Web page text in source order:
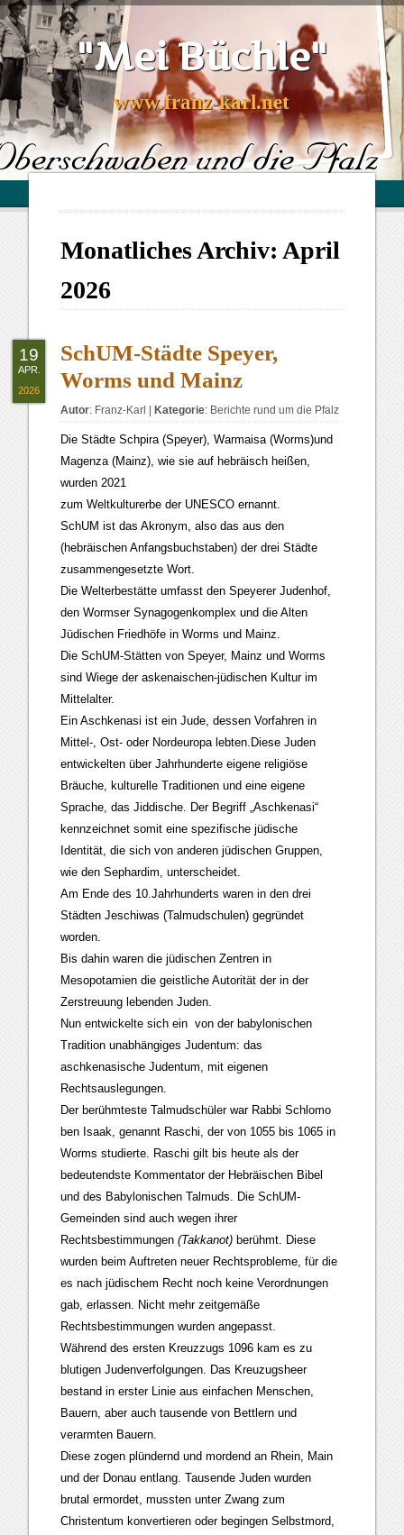
"Mei Büchle"
www.franz-karl.net
Monatliches Archiv: April
2026
SchUM-Städte Speyer,
Worms und Mainz
Autor: Franz-Karl Kategorie: Berichte rund um die Pfalz
Die Städte Schpira (Speyer), Warmaisa (Worms)und
Magenza (Mainz), wie sie auf hebräisch heißen,
wurden 2021
zum Weltkulturerbe der UNESCO ernannt.
SchUM ist das Akronym, also das aus den
(hebräischen Anfangsbuchstaben) der drei Städte
zusammengesetzte Wort.
Die Welterbestätte umfasst den Speyerer Judenhof,
den Wormser Synagogenkomplex und die Alten
Jüdischen Friedhöfe in Worms und Mainz.
Die SchUM-Stätten von Speyer, Mainz und Worms
sind Wiege der askenaischen-jüdischen Kultur im
Mittelalter.
Ein Aschkenasi ist ein Jude, dessen Vorfahren in
Mittel-, Ost- oder Nordeuropa lebten.Diese Juden
entwickelten über Jahrhunderte eigene religiöse
Bräuche, kulturelle Traditionen und eine eigene
Sprache, das Jiddische. Der Begriff „Aschkenasi“
kennzeichnet somit eine spezifische jüdische
Identität, die sich von anderen jüdischen Gruppen,
wie den Sephardim, unterscheidet.
Am Ende des 10.Jahrhunderts waren in den drei
Städten Jeschiwas (Talmudschulen) gegründet
worden.
Bis dahin waren die jüdischen Zentren in
Mesopotamien die geistliche Autorität der in der
Zerstreuung lebenden Juden.
Nun entwickelte sich ein von der babylonischen
Tradition unabhängiges Judentum: das
aschkenasische Judentum, mit eigenen
Rechtsauslegungen.
Der berühmteste Talmudschüler war Rabbi Schlomo
ben Isaak, genannt Raschi, der von 1055 bis 1065 in
Worms studierte. Raschi gilt bis heute als der
bedeutendste Kommentator der Hebräischen Bibel
und des Babylonischen Talmuds. Die SchUM-
Gemeinden sind auch wegen ihrer
Rechtsbestimmungen(Takkanot) berühmt. Diese
wurden beim Auftreten neuer Rechtsprobleme, für die
es nach jüdischem Recht noch keine Verordnungen
gab, erlassen. Nicht mehr zeitgemäße
Rechtsbestimmungen wurden angepasst.
Während des ersten Kreuzzugs 1096 kam es zu
blutigen Judenverfolgungen. Das Kreuzugsheer
bestand in erster Linie aus einfachen Menschen,
Bauern, aber auch tausende von Bettlern und
verarmten Bauern.
Diese zogen plündernd und mordend an Rhein, Main
und der Donau entlang. Tausende Juden wurden
brutal ermordet, mussten unter Zwang zum
Christentum konvertieren oder begingen Selbstmord,
19
APR.
2026